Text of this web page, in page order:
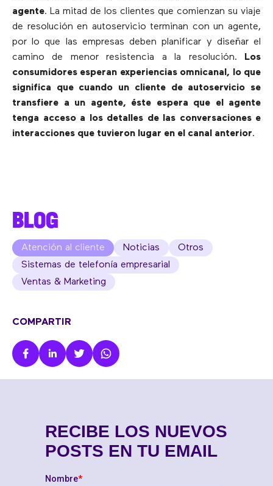
agente. La mitad de los clientes que comienzan su viaje
de resolución en autoservicio terminan con un agente,
por lo que las empresas deben planificar y diseñar el
camino de menor resistencia a la resolución.
Los
consumidores esperan experiencias omnicanal, lo que
significa que cuando un cliente de autoservicio se
transfiere a un agente, éste espera que el agente
tenga acceso a los detalles de las conversaciones e
interacciones que tuvieron lugar en el canal anterior.
BLOG
Atención al cliente Noticias
Otros
Sistemas de telefonía empresarial
Ventas & Marketing
COMPARTIR